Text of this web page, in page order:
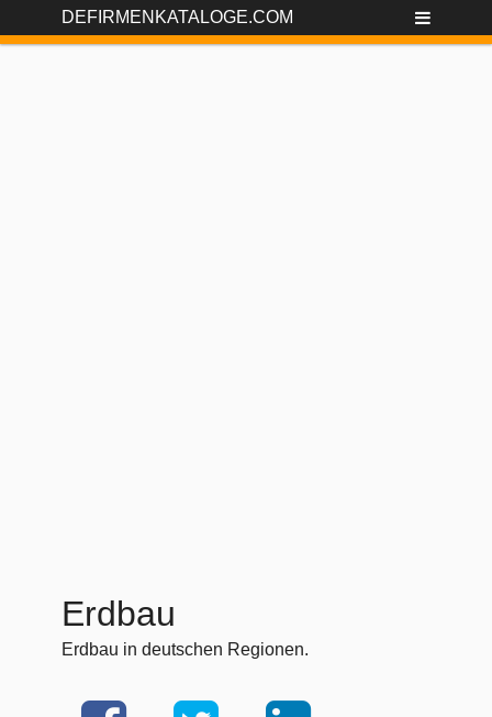
DEFIRMENKATALOGE.COM
Erdbau
Erdbau in deutschen Regionen.